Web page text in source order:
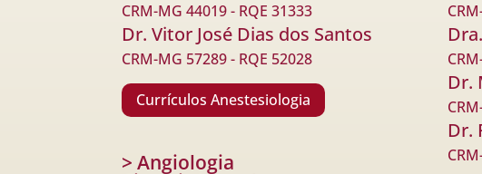
CRM-MG 44019 - RQE 31333
Dr. Vitor José Dias dos Santos
CRM-MG 57289 - RQE 52028
Currículos Anestesiologia
> Angiologia
Dr.
Dr.